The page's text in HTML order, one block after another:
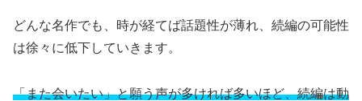
どんな名作でも、時が経てば話題性が薄れ、続編の可能性
は徐々に低下していきます。
「また会いたい」と願う声が多ければ多いほど、続編は動